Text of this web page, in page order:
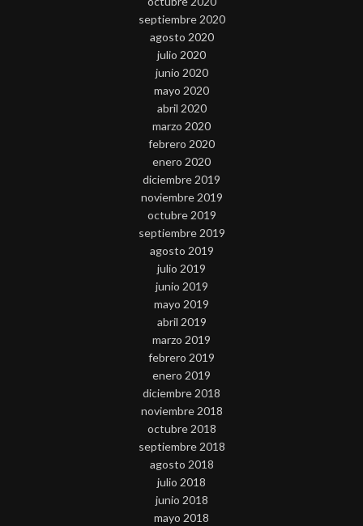
septiembre 2020
agosto 2020
julio 2020
junio 2020
mayo 2020
abril 2020
marzo 2020
febrero 2020
enero 2020
diciembre 2019
noviembre 2019
octubre 2019
septiembre 2019
agosto 2019
julio 2019
junio 2019
mayo 2019
abril 2019
marzo 2019
febrero 2019
enero 2019
diciembre 2018
noviembre 2018
octubre 2018
septiembre 2018
agosto 2018
julio 2018
junio 2018
mayo 2018